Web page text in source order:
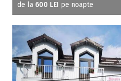
de la 600 LEI pe noapte